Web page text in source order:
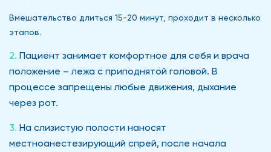
Вмешательство длиться 15-20 минут, проходит в несколько
этапов.
Пациент занимает комфортное для себя и врача
положение – лежа с приподнятой головой. В
процессе запрещены любые движения, дыхание
через рот.
На слизистую полости наносят
местноанестезирующий спрей, после начала